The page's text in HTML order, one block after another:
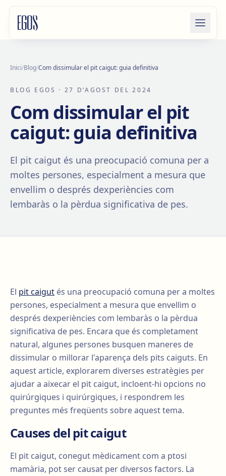
Inici/Blog/Com dissimular el pit caigut: guia definitiva
BLOG EGOS · 27 D’AGOST DEL 2024
Com dissimular el pit
caigut: guia definitiva
El pit caigut és una preocupació comuna per a
moltes persones, especialment a mesura que
envellim o després dexperiències com
lembaràs o la pèrdua significativa de pes.
El pit caigut és una preocupació comuna per a moltes
persones, especialment a mesura que envellim o
després dexperiències com lembaràs o la pèrdua
significativa de pes. Encara que és completament
natural, algunes persones busquen maneres de
dissimular o millorar l'aparença dels pits caiguts. En
aquest article, explorarem diverses estratègies per
ajudar a aixecar el pit caigut, incloent-hi opcions no
quirúrgiques i quirúrgiques, i respondrem les
preguntes més freqüents sobre aquest tema.
Causes del pit caigut
El pit caigut, conegut mèdicament com a ptosi
mamària, pot ser causat per diversos factors. La